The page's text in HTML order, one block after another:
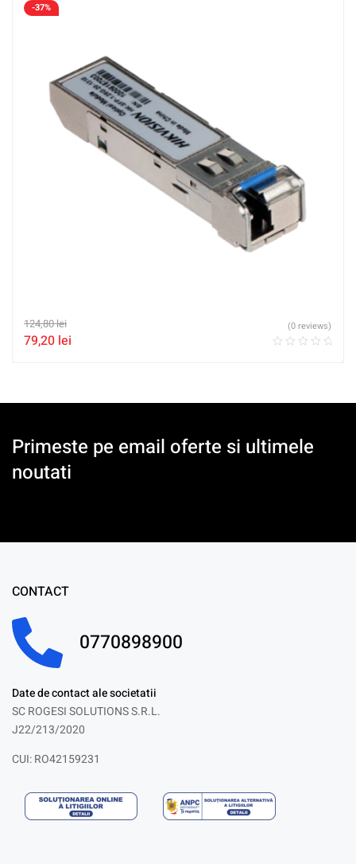
-37%
124,80lei
79,20 lei
(0 reviews)
Primeste pe email oferte si ultimele
noutati
CONTACT
0770898900
Date de contact ale societatii
SC ROGESI SOLUTIONS S.R.L.
J22/213/2020
CUI: RO42159231